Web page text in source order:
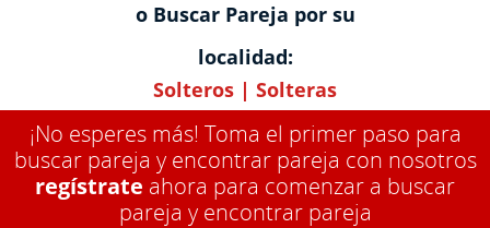
o Buscar Pareja por su
localidad:
Solteros | Solteras
¡No esperes más! Toma el primer paso para
buscar pareja y encontrar pareja con nosotros
regístrate ahora para comenzar a buscar
pareja y encontrar pareja